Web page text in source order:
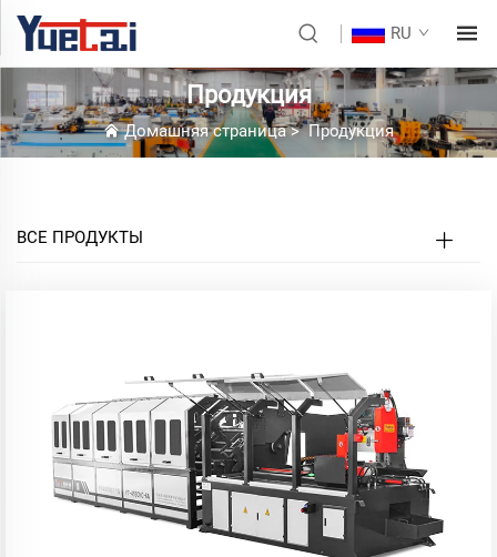
RU
Продукция
Домашняя страница>Продукция
ВСЕ ПРОДУКТЫ